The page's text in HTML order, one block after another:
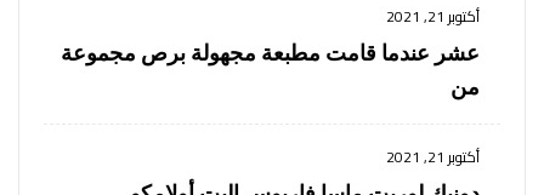
أكتوبر 21, 2021
عشر عندما قامت مطبعة مجهولة برص مجموعة
من
أكتوبر 21, 2021